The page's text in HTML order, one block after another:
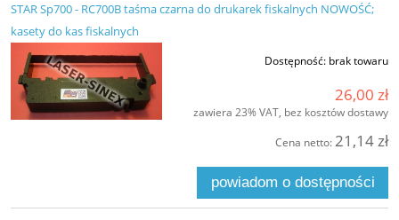
STAR Sp700 - RC700B taśma czarna do drukarek fiskalnych NOWOŚĆ;
kasety do kas fiskalnych
Dostępność: brak towaru
26,00 zł
zawiera 23% VAT, bez kosztów dostawy
Cena netto:21,14 zł
powiadom o dostępności